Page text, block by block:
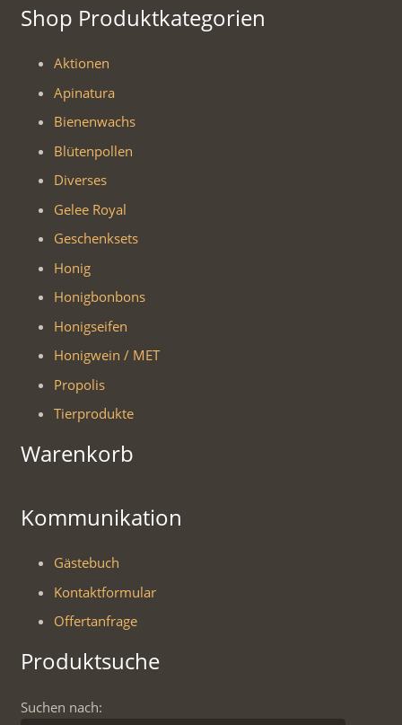
Shop Produktkategorien
Aktionen
Apinatura
Bienenwachs
Blütenpollen
Diverses
Gelee Royal
Geschenksets
Honig
Honigbonbons
Honigseifen
Honigwein / MET
Propolis
Tierprodukte
Warenkorb
Kommunikation
Gästebuch
Kontaktformular
Offertanfrage
Produktsuche
Suchen nach: